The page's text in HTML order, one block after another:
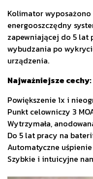
Kolimator wyposażono
energooszczędny
zapewniającej do 5 lat
wybudzania po
urządzenia.
Najważniejsze cechy:
Powiększenie 1x i
Punkt celowniczy 3
Wytrzymała,
Do 5 lat pracy na
Automatyczne
Szybkie i intuicyjne